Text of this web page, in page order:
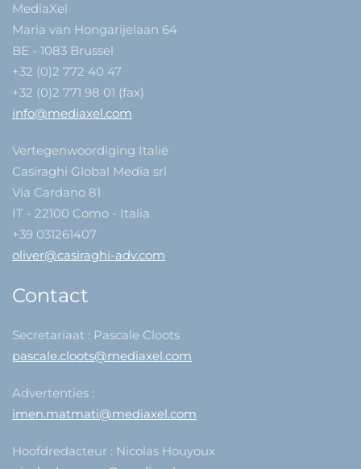
MediaXel
Maria van Hongarijelaan 64
BE - 1083 Brussel
+32 (0)2 772 40 47
+32 (0)2 771 98 01 (fax)
info@mediaxel.com
Vertegenwoordiging Italië
Casiraghi Global Media srl
Via Cardano 81
IT - 22100 Como - Italia
+39 031261407
oliver@casiraghi-adv.com
Contact
Secretariaat : Pascale Cloots
pascale.cloots@mediaxel.com
Advertenties :
imen.matmati@mediaxel.com
Hoofdredacteur : Nicolas Houyoux